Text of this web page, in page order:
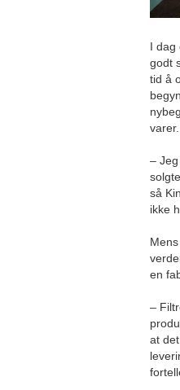
I dag
godt
tid å
varer.
–
så
ikke
en
–
at